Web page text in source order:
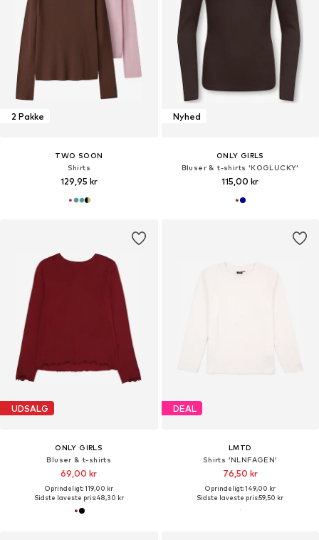
2 Pakke
TWO SOON
Shirts
129,95 kr
Nyhed
ONLY GIRLS
Bluser & t-shirts 'KOGLUCKY'
115,00 kr
UDSALG
ONLY GIRLS
Bluser & t-shirts
69,00 kr
Oprindeligt: 119,00 kr
Sidste laveste pris:48,30 kr
DEAL
LMTD
Shirts 'NLNFAGEN'
76,50 kr
Oprindeligt: 149,00 kr
Sidste laveste pris:59,50 kr